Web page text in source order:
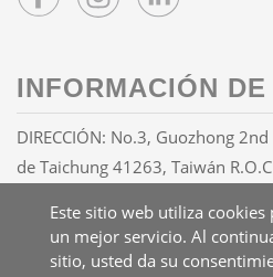
Este sitio web utiliza
un mejor servicio. Al
sitio, usted da su
INFORMACIÓN
DIRECCIÓN: No.3, Guozhong
de Taichung 41263, Taiwán R.O.C
+886-4-24068688
FAX: +886-4-24068626